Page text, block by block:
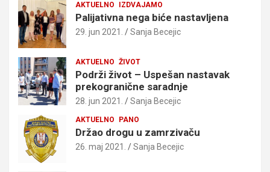
AKTUELNO IZDVAJAMO
Palijativna nega biće nastavljena
29. jun 2021. Sanja Becejic
AKTUELNO ŽIVOT
Podrži život – Uspešan nastavak
prekogranične saradnje
28. jun 2021. Sanja Becejic
AKTUELNO PANO
Držao drogu u zamrzivaču
26. maj 2021. Sanja Becejic